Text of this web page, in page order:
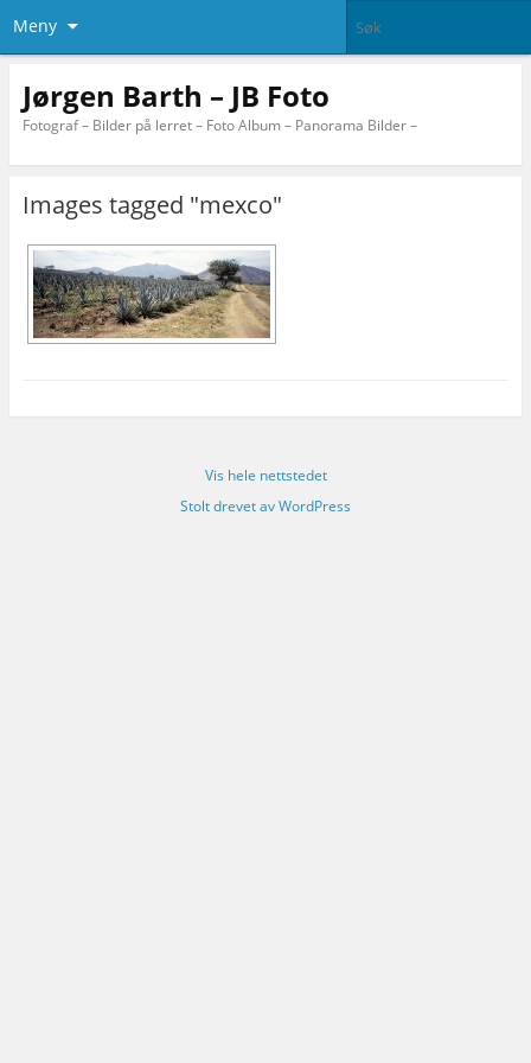
Meny
Jørgen Barth – JB Foto
Fotograf – Bilder på lerret – Foto Album – Panorama Bilder –
Images tagged "mexco"
Vis hele nettstedet
Stolt drevet av WordPress